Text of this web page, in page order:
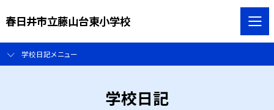
春日井市立藤山台東小学校
学校日記メニュー
学校日記